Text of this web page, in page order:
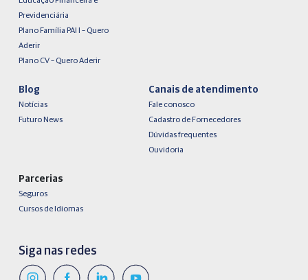
Previdenciária
Plano Família PAI I – Quero
Aderir
Plano CV – Quero Aderir
Blog
Notícias
Futuro News
Canais de atendimento
Fale conosco
Cadastro de Fornecedores
Dúvidas frequentes
Ouvidoria
Parcerias
Seguros
Cursos de Idiomas
Siga nas redes